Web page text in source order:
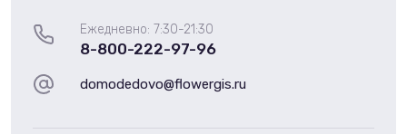
Ежедневно: 7:30-21:30
8-800-222-97-96
domodedovo@flowergis.ru